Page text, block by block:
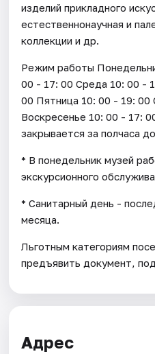
изделий прикладного
естественнонаучная и
коллекции и др.
Режим работы
00 - 17: 00 Среда 10: 00 -
00 Пятница 10: 00 - 19: 00
Воскресенье 10: 00 - 17:
закрывается за полчаса
* В понедельник музей
экскурсионного
* Санитарный день -
месяца.
Льготным категориям
предъявить документ,
Адрес